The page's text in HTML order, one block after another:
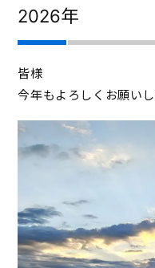
2026年
皆様
今年もよろしくお願いし